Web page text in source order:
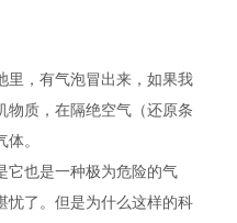
里，有气泡冒出来，如果我
物质，在隔绝空气（还原条
。
它也是一种极为危险的气
忧了。但是为什么这样的科